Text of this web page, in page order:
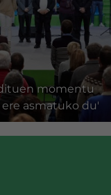
momentu
asmatuko du'